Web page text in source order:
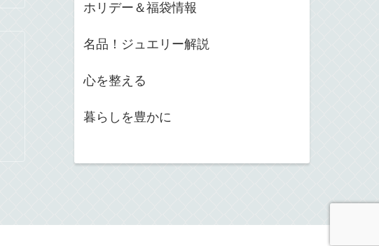
ホリデー＆福袋情報
名品！ジュエリー解説
心を整える
暮らしを豊かに